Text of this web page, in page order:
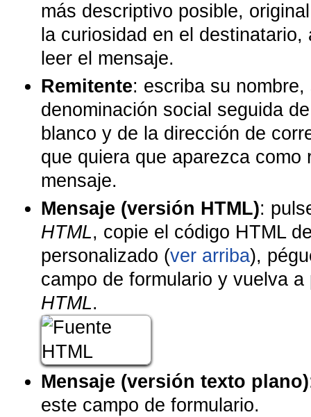
más descriptivo posible,
la curiosidad en el destinatario,
leer el mensaje.
Remitente: escriba su nombre,
denominación social seguida
blanco y de la dirección de
que quiera que aparezca como
mensaje.
Mensaje (versión HTML):
HTML, copie el código HTML
personalizado (ver arriba),
campo de formulario y vuelva
HTML.
Mensaje (versión texto plano)
este campo de formulario.